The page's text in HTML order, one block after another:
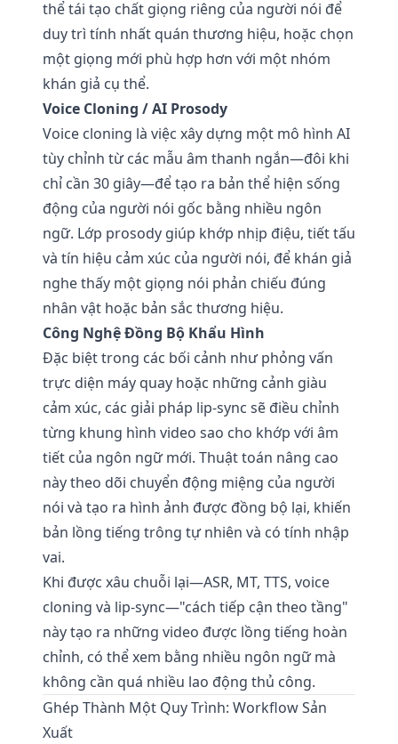
thể tái tạo chất giọng riêng của người nói để
duy trì tính nhất quán thương hiệu, hoặc chọn
một giọng mới phù hợp hơn với một nhóm
khán giả cụ thể.
Voice Cloning / AI Prosody
Voice cloning là việc xây dựng một mô hình AI
tùy chỉnh từ các mẫu âm thanh ngắn—đôi khi
chỉ cần 30 giây—để tạo ra bản thể hiện sống
động của người nói gốc bằng nhiều ngôn
ngữ. Lớp prosody giúp khớp nhịp điệu, tiết tấu
và tín hiệu cảm xúc của người nói, để khán giả
nghe thấy một giọng nói phản chiếu đúng
nhân vật hoặc bản sắc thương hiệu.
Công Nghệ Đồng Bộ Khẩu Hình
Đặc biệt trong các bối cảnh như phỏng vấn
trực diện máy quay hoặc những cảnh giàu
cảm xúc, các giải pháp lip-sync sẽ điều chỉnh
từng khung hình video sao cho khớp với âm
tiết của ngôn ngữ mới. Thuật toán nâng cao
này theo dõi chuyển động miệng của người
nói và tạo ra hình ảnh được đồng bộ lại, khiến
bản lồng tiếng trông tự nhiên và có tính nhập
vai.
Khi được xâu chuỗi lại—ASR, MT, TTS, voice
cloning và lip-sync—"cách tiếp cận theo tầng"
này tạo ra những video được lồng tiếng hoàn
chỉnh, có thể xem bằng nhiều ngôn ngữ mà
không cần quá nhiều lao động thủ công.
Ghép Thành Một Quy Trình: Workflow Sản
Xuất